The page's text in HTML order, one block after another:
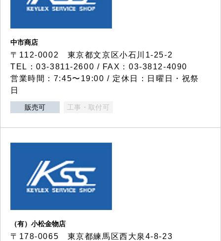
中市商店
〒112-0002 東京都文京区小石川1-25-2
TEL：03-3811-2600 / FAX：03-3812-4090
営業時間：7:45〜19:00 / 定休日：日曜日・祝祭
日
販売可 工事・取付可
（有）小松金物店
〒178-0065 東京都練馬区西大泉4-8-23